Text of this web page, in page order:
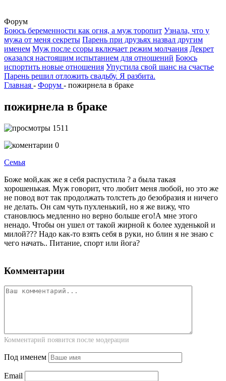
Форум
Боюсь беременности как огня, а муж торопит Узнала, что у
мужа от меня секреты Парень при друзьях назвал другим
именем Муж после ссоры включает режим молчания Декрет
оказался настоящим испытанием для отношений Боюсь
испортить новые отношения Упустила свой шанс на счастье
Парень решил отложить свадьбу. Я разбита.
Главная - Форум - пожирнела в браке
пожирнела в браке
1511
0
Семья
Боже мой,как же я себя распустила ? а была такая
хорошенькая. Муж говорит, что любит меня любой, но это же
не повод вот так продолжать толстеть до безобразия и ничего
не делать. Он сам чуть пухленький, но я же вижу, что
становлюсь медленно но верно больше его!А мне этого
ненадо. Чтобы он ушел от такой жирной к более худенькой и
милой??? Надо как-то взять себя в руки, но блин я не знаю с
чего начать.. Питание, спорт или йога?
Комментарии
Комментарий появится после модерации
Под именем
Email